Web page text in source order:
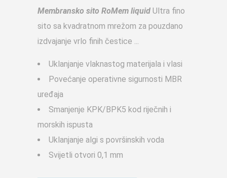
Membransko sito RoMem liquid Ultra fino
sito sa kvadratnom mrežom za pouzdano
izdvajanje vrlo finih čestice
Uklanjanje vlaknastog materijala i vlasi
Povećanje operativne sigurnosti MBR
uređaja
Smanjenje KPK/BPK5 kod riječnih i
morskih ispusta
Uklanjanje algi s površinskih voda
Svijetli otvori 0,1 mm